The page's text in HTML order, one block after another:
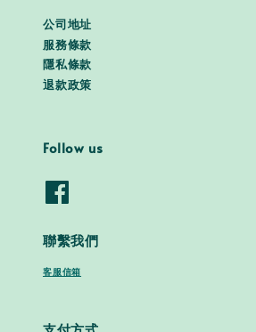
公司地址
服務條款
隱私條款
退款政策
Follow us
聯繫我們
客服信箱